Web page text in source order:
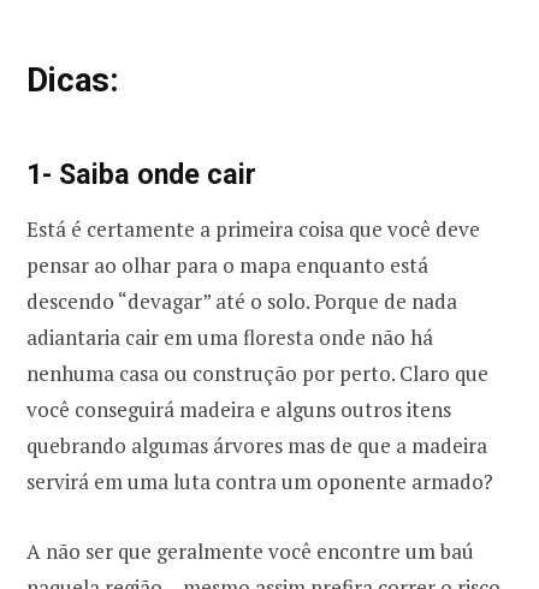
Dicas:
1- Saiba onde cair
Está é certamente a primeira coisa que você deve
pensar ao olhar para o mapa enquanto está
descendo “devagar” até o solo. Porque de nada
adiantaria cair em uma floresta onde não há
nenhuma casa ou construção por perto. Claro que
você conseguirá madeira e alguns outros itens
quebrando algumas árvores mas de que a madeira
servirá em uma luta contra um oponente armado?
A não ser que geralmente você encontre um baú